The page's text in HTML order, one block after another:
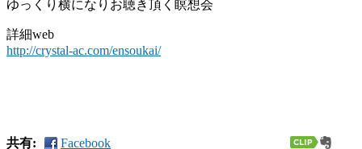
ゆっくり横になりお聴き頂く瞑想会
詳細web
http://crystal-ac.com/ensoukai/
共有: Facebook